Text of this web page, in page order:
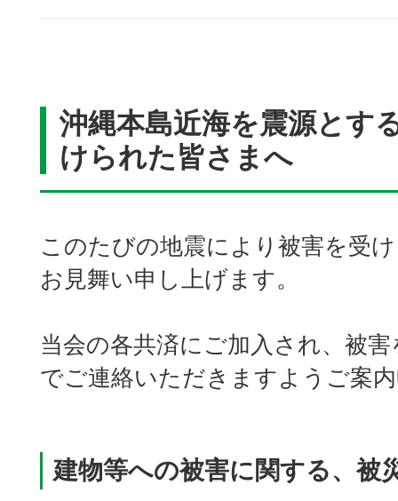
沖縄本島近海を震源とす
けられた皆さまへ
このたびの地震により被害を受
お見舞い申し上げます。
当会の各共済にご加入され、被
でご連絡いただきますようご案
建物等への被害に関する、被